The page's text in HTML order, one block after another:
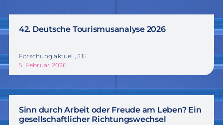
42. Deutsche Tourismusanalyse 2026
Forschung aktuell, 315
5. Februar 2026
Sinn durch Arbeit oder Freude am Leben? Ein
gesellschaftlicher Richtungswechsel